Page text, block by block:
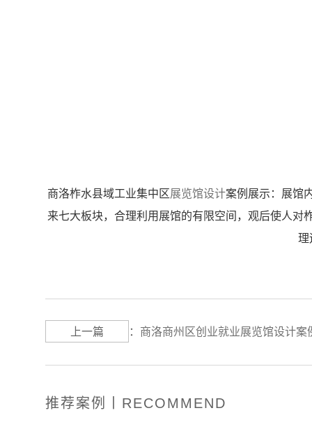
商洛柞水县域工业集中区展览馆设计案例展示：展馆
来七大板块，合理利用展馆的有限空间，观后使人
理
上一篇 ： 商洛商州区创业就业展览馆设计案
推荐案例丨RECOMMEND